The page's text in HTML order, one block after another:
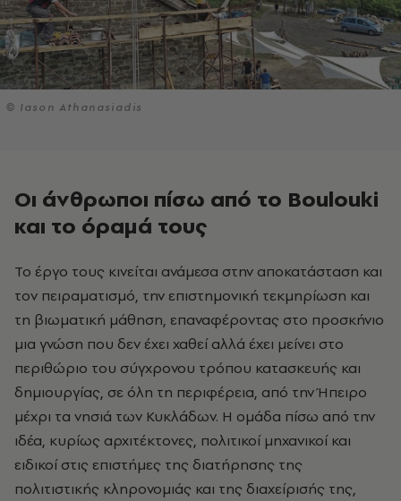
© Ιason Athanasiadis
Οι άνθρωποι πίσω από το Boulouki
και το όραμά τους
Το έργο τους κινείται ανάμεσα στην αποκατάσταση και
τον πειραματισμό, την επιστημονική τεκμηρίωση και
τη βιωματική μάθηση, επαναφέροντας στο προσκήνιο
μια γνώση που δεν έχει χαθεί αλλά έχει μείνει στο
περιθώριο του σύγχρονου τρόπου κατασκευής και
δημιουργίας, σε όλη τη περιφέρεια, από την Ήπειρο
μέχρι τα νησιά των Κυκλάδων. Η ομάδα πίσω από την
ιδέα, κυρίως αρχιτέκτονες, πολιτικοί μηχανικοί και
ειδικοί στις επιστήμες της διατήρησης της
πολιτιστικής κληρονομιάς και της διαχείρισής της,